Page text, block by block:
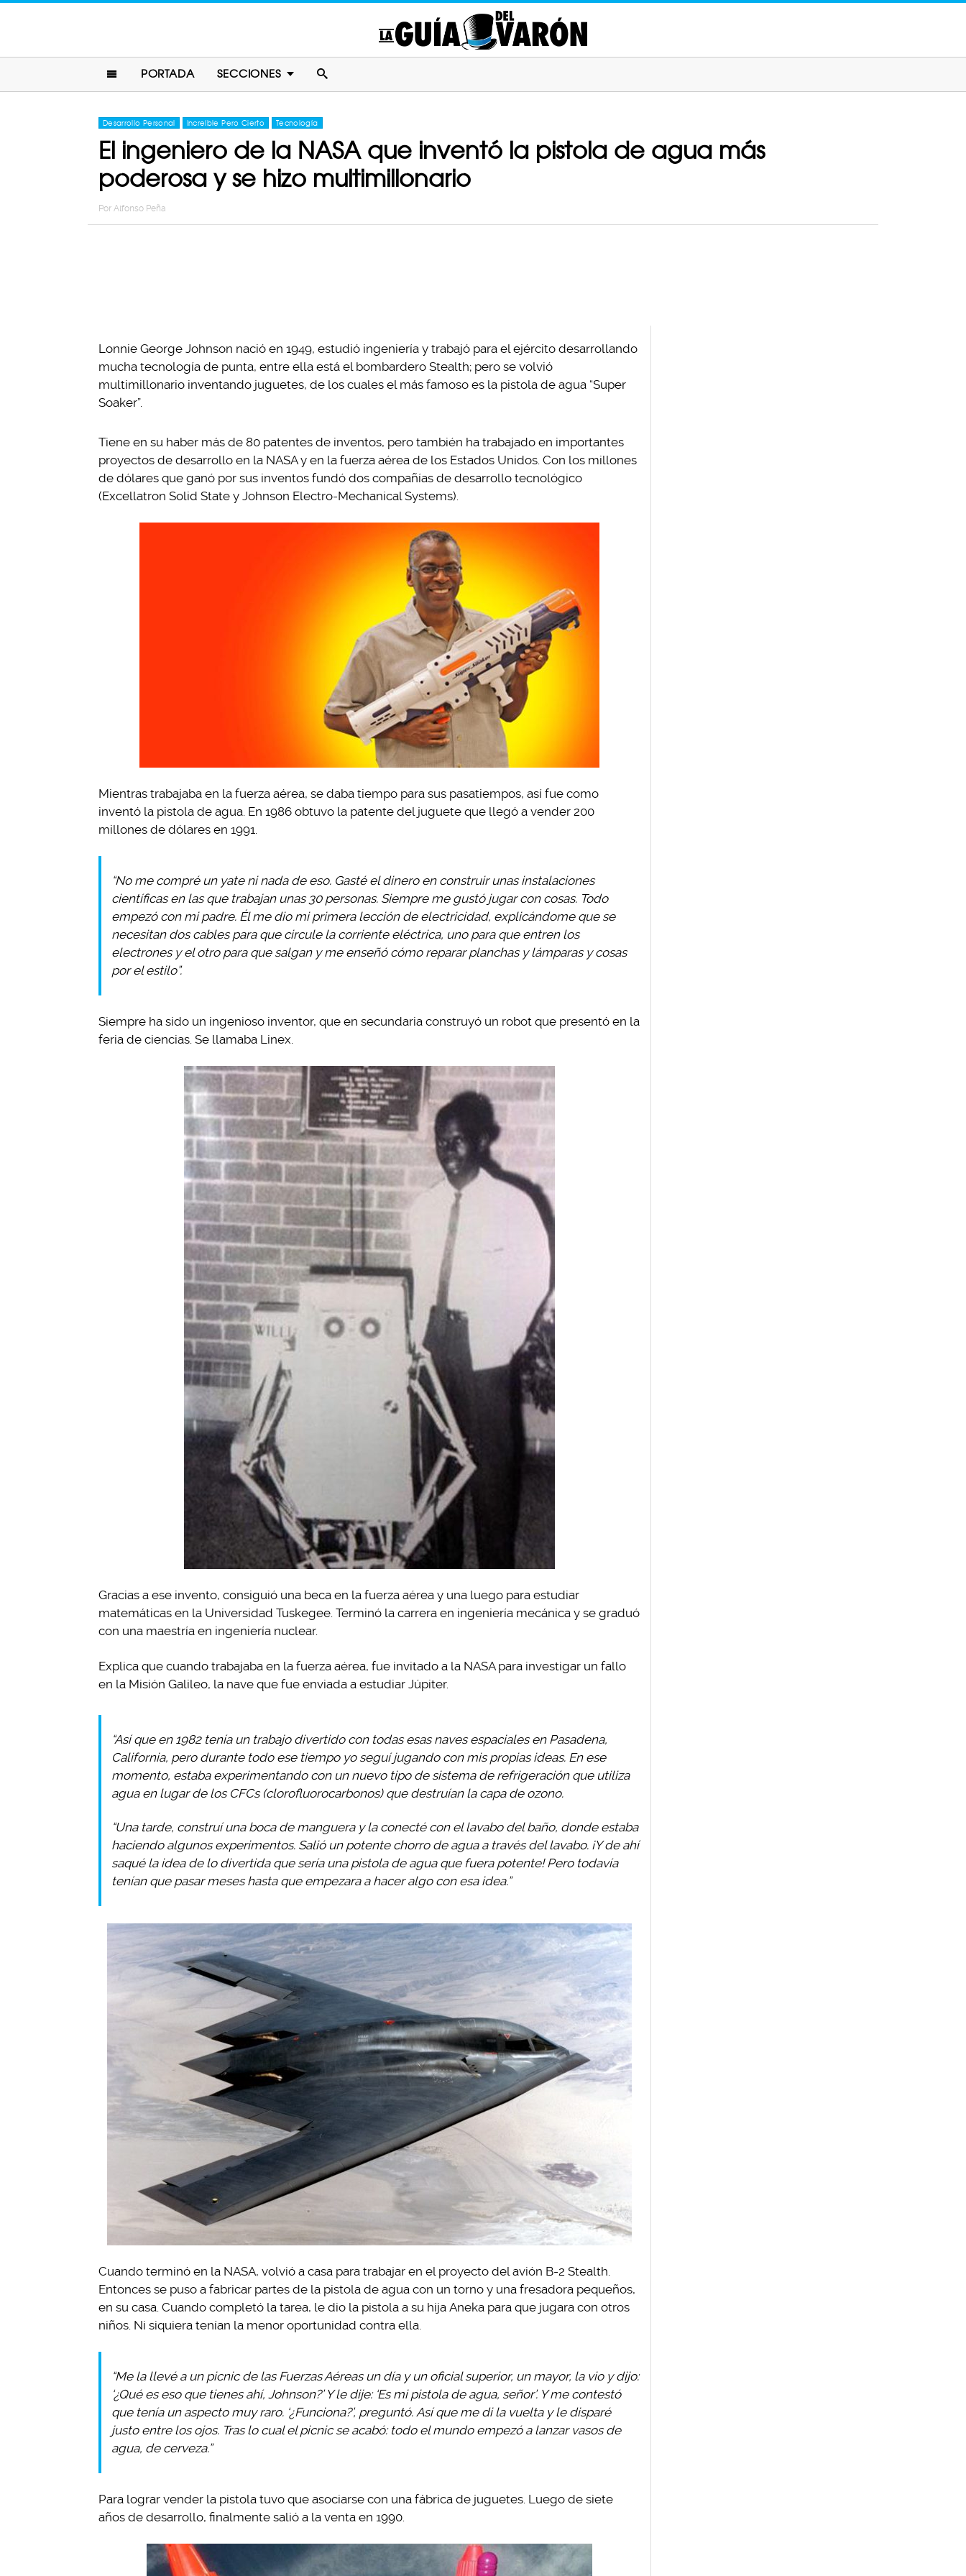
PORTADA SECCIONES
Desarrollo Personal Increíble Pero Cierto Tecnología
El ingeniero de la NASA que inventó la pistola de agua más
poderosa y se hizo multimillonario
Por Alfonso Peña
Lonnie George Johnson nació en 1949, estudió ingeniería y trabajó para el ejército desarrollando
mucha tecnología de punta, entre ella está el bombardero Stealth; pero se volvió
multimillonario inventando juguetes, de los cuales el más famoso es la pistola de agua “Super
Soaker”.
Tiene en su haber más de 80 patentes de inventos, pero también ha trabajado en importantes
proyectos de desarrollo en la NASA y en la fuerza aérea de los Estados Unidos. Con los millones
de dólares que ganó por sus inventos fundó dos compañías de desarrollo tecnológico
(Excellatron Solid State y Johnson Electro-Mechanical Systems).
Mientras trabajaba en la fuerza aérea, se daba tiempo para sus pasatiempos, así fue como
inventó la pistola de agua. En 1986 obtuvo la patente del juguete que llegó a vender 200
millones de dólares en 1991.
“No me compré un yate ni nada de eso. Gasté el dinero en construir unas instalaciones
científicas en las que trabajan unas 30 personas. Siempre me gustó jugar con cosas. Todo
empezó con mi padre. Él me dio mi primera lección de electricidad, explicándome que se
necesitan dos cables para que circule la corriente eléctrica, uno para que entren los
electrones y el otro para que salgan y me enseñó cómo reparar planchas y lámparas y cosas
por el estilo”.
Siempre ha sido un ingenioso inventor, que en secundaria construyó un robot que presentó en la
feria de ciencias. Se llamaba Linex.
Gracias a ese invento, consiguió una beca en la fuerza aérea y una luego para estudiar
matemáticas en la Universidad Tuskegee. Terminó la carrera en ingeniería mecánica y se graduó
con una maestría en ingeniería nuclear.
Explica que cuando trabajaba en la fuerza aérea, fue invitado a la NASA para investigar un fallo
en la Misión Galileo, la nave que fue enviada a estudiar Júpiter.
“Así que en 1982 tenía un trabajo divertido con todas esas naves espaciales en Pasadena,
California, pero durante todo ese tiempo yo seguí jugando con mis propias ideas. En ese
momento, estaba experimentando con un nuevo tipo de sistema de refrigeración que utiliza
agua en lugar de los CFCs (clorofluorocarbonos) que destruían la capa de ozono.
“Una tarde, construí una boca de manguera y la conecté con el lavabo del baño, donde estaba
haciendo algunos experimentos. Salió un potente chorro de agua a través del lavabo. ¡Y de ahí
saqué la idea de lo divertida que sería una pistola de agua que fuera potente! Pero todavía
tenían que pasar meses hasta que empezara a hacer algo con esa idea.”
Cuando terminó en la NASA, volvió a casa para trabajar en el proyecto del avión B-2 Stealth.
Entonces se puso a fabricar partes de la pistola de agua con un torno y una fresadora pequeños,
en su casa. Cuando completó la tarea, le dio la pistola a su hija Aneka para que jugara con otros
niños. Ni siquiera tenían la menor oportunidad contra ella.
“Me la llevé a un picnic de las Fuerzas Aéreas un día y un oficial superior, un mayor, la vio y dijo:
‘¿Qué es eso que tienes ahí, Johnson?’ Y le dije: ‘Es mi pistola de agua, señor’. Y me contestó
que tenía un aspecto muy raro. ‘¿Funciona?’, preguntó. Así que me di la vuelta y le disparé
justo entre los ojos. Tras lo cual el picnic se acabó: todo el mundo empezó a lanzar vasos de
agua, de cerveza.”
Para lograr vender la pistola tuvo que asociarse con una fábrica de juguetes. Luego de siete
años de desarrollo, finalmente salió a la venta en 1990.